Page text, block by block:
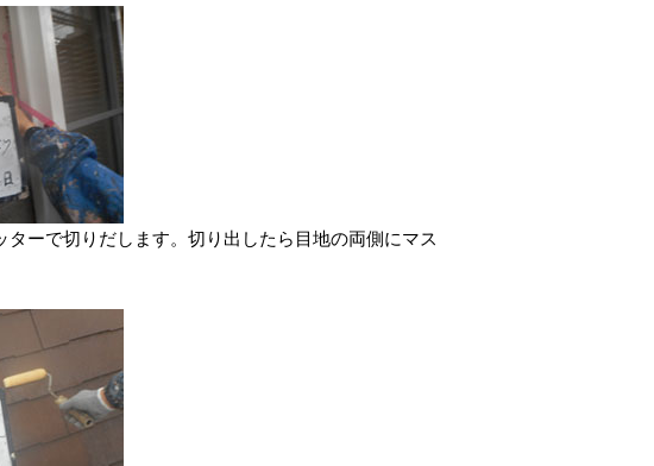
ーで切りだします。切り出したら目地の両側にマス